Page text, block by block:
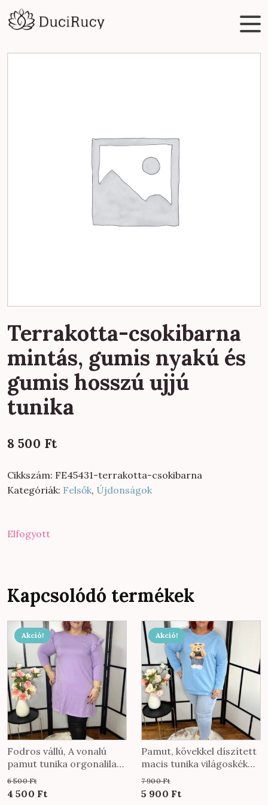
Terrakotta-csokibarna
mintás, gumis nyakú és
gumis hosszú ujjú
tunika
8 500 Ft
Cikkszám: FE45431-terrakotta-csokibarna
Kategóriák: Felsők, Újdonságok
Elfogyott
Kapcsolódó termékek
Akció!
Fodros vállú, A vonalú
pamut tunika orgonalila
színben
6 500Ft
Original
4 500 FtCurrent
Akció!
Pamut, kövekkel díszített
macis tunika világoskék
színben
7 900Ft
Original
5 900 FtCurrent